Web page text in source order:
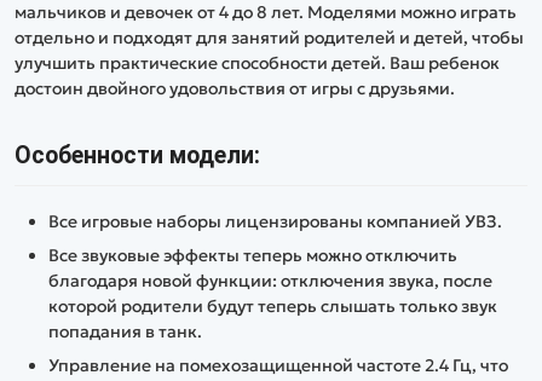
мальчиков и девочек от 4 до 8 лет. Моделями можно играть
отдельно и подходят для занятий родителей и детей, чтобы
улучшить практические способности детей. Ваш ребенок
достоин двойного удовольствия от игры с друзьями.
Особенности модели:
Все игровые наборы лицензированы компанией УВЗ.
Все звуковые эффекты теперь можно отключить
благодаря новой функции: отключения звука, после
которой родители будут теперь слышать только звук
попадания в танк.
Управление на помехозащищенной частоте 2.4 Гц, что